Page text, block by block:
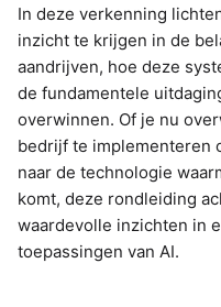
In deze verkenning
inzicht te krijgen in de
aandrijven, hoe deze
de fundamentele
overwinnen. Of je nu
bedrijf te implementeren
naar de technologie
komt, deze rondleiding
waardevolle inzichten in
toepassingen van AI.